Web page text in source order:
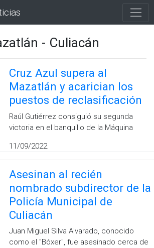
- Culiacán
Cruz Azul supera al
Mazatlán y acarician los
puestos de reclasificación
Raúl Gutiérrez consiguió su segunda
victoria en el banquillo de la Máquina
11/09/2022
Asesinan al recién
nombrado subdirector de la
Policía Municipal de
Culiacán
Juan Miguel Silva Alvarado, conocido
como el ''Bóxer'', fue asesinado cerca de